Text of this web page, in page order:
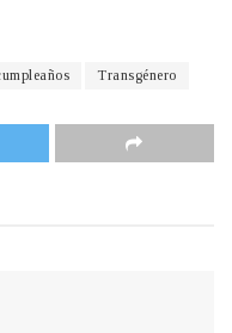
Transgénero